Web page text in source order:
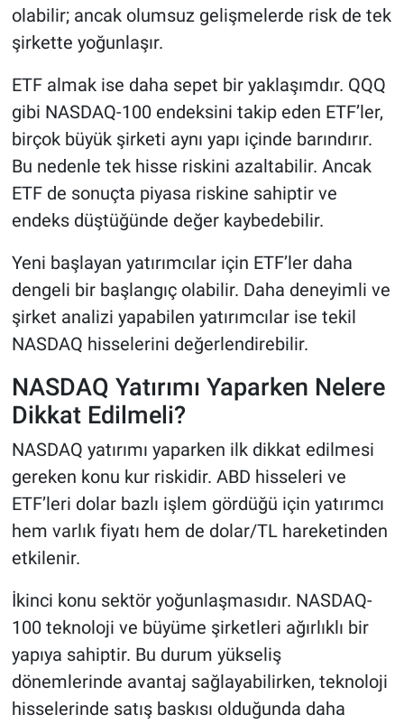
olabilir; ancak olumsuz gelişmelerde risk de tek
şirkette yoğunlaşır.
ETF almak ise daha sepet bir yaklaşımdır. QQQ
gibi NASDAQ-100 endeksini takip eden ETF’ler,
birçok büyük şirketi aynı yapı içinde barındırır.
Bu nedenle tek hisse riskini azaltabilir. Ancak
ETF de sonuçta piyasa riskine sahiptir ve
endeks düştüğünde değer kaybedebilir.
Yeni başlayan yatırımcılar için ETF’ler daha
dengeli bir başlangıç olabilir. Daha deneyimli ve
şirket analizi yapabilen yatırımcılar ise tekil
NASDAQ hisselerini değerlendirebilir.
NASDAQ Yatırımı Yaparken Nelere
Dikkat Edilmeli?
NASDAQ yatırımı yaparken ilk dikkat edilmesi
gereken konu kur riskidir. ABD hisseleri ve
ETF’leri dolar bazlı işlem gördüğü için yatırımcı
hem varlık fiyatı hem de dolar/TL hareketinden
etkilenir.
İkinci konu sektör yoğunlaşmasıdır. NASDAQ-
100 teknoloji ve büyüme şirketleri ağırlıklı bir
yapıya sahiptir. Bu durum yükseliş
dönemlerinde avantaj sağlayabilirken, teknoloji
hisselerinde satış baskısı olduğunda daha